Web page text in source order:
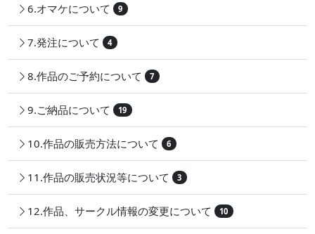
6.オマケについて 9
7.発注について 4
8.作品のご予約について 7
9.ご納品について 19
10.作品の販売方法について 6
11.作品の販売状況等について 3
12.作品、サークル情報の変更について 10